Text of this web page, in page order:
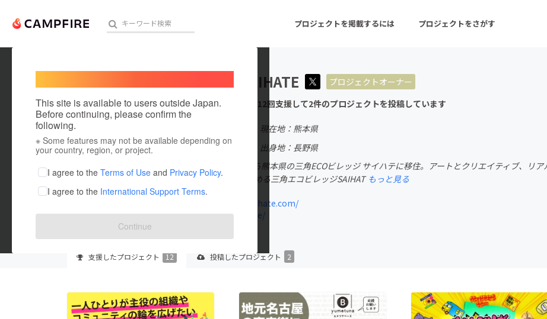
プロジェクトを掲載するには プロジェクトをさがす
人気のプロジェクト 注目のリターン 注目の新着プロジェクト 募集終了が近いプロジェ
アート・写真 音楽
テクノロジー・ガジェット
ゲーム・サービス開発 フード・飲食店
映像・映画
ビジネス・起業
まちづくり・地域活性化
CAMPFIREふるさと納税
machi-ya コミュニティ
This site is available to users outside Japan.
Before continuing, please confirm the
following.
※ Some features may not be available depending on
your country, region, or project.
I agree to the Terms of Use and Privacy Policy.
I agree to the International Support Terms.
Continue
YUKI SAIHATE
プロジェクトオーナー
これまでに12回支援して2件のプロジェクトを投稿しています
現在地：熊本県
出身国：日本
出身地：長野県
2015年4月から熊本県の三角ECOビレッジ サイハテに移住。アートとクリエイティブ、リ
して注目を集める三角エコビレッジSAIHAT もっと見る
village.saihate.com/
saihate.life/
支援したプロジェクト 12 投稿したプロジェクト 2